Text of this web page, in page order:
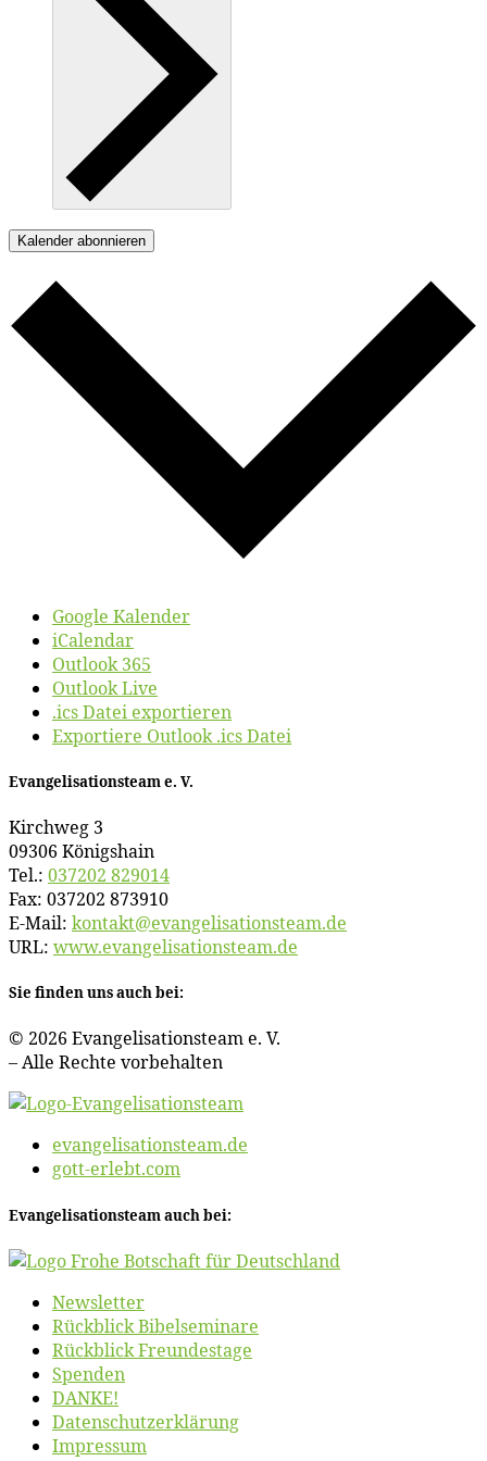
Kalender abonnieren
Google Kalender
iCalendar
Outlook 365
Outlook Live
.ics Datei exportieren
Exportiere Outlook .ics Datei
Evan­ge­li­sa­ti­ons­team e. V.
Kirch­weg 3
09306 Königshain
Tel.: 037202 829014
Fax: 037202 873910
E‑Mail: kontakt@​evangelisationsteam.​de
URL: www​.evan​ge​li​sa​ti​ons​team​.de
Sie fin­den uns auch bei:
© 2026 Evan­ge­li­sa­ti­ons­team e. V.
– Al­le Rech­te vorbehalten
evangelisationsteam.de
gott-erlebt.com
Evan­ge­li­sa­ti­ons­team auch bei:
News­let­ter
Rück­blick Bibelseminare
Rück­blick Freundestage
Spen­den
DANKE!
Daten­schutz­er­klä­rung
Im­pres­sum